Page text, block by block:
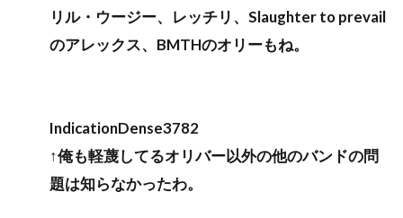
リル・ウージー、レッチリ、Slaughter to prevail
のアレックス、BMTHのオリーもね。
IndicationDense3782
↑俺も軽蔑してるオリバー以外の他のバンドの問
題は知らなかったわ。